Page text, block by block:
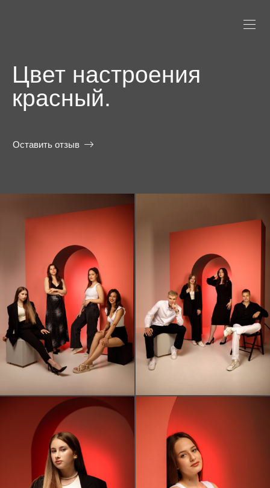
Цвет настроения
красный.
Оставить отзыв